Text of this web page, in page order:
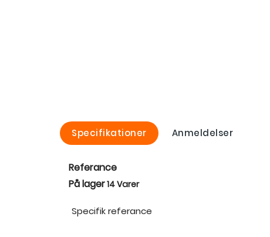
Specifikationer Anmeldelser
Referance
På lager14 Varer
Specifik referance